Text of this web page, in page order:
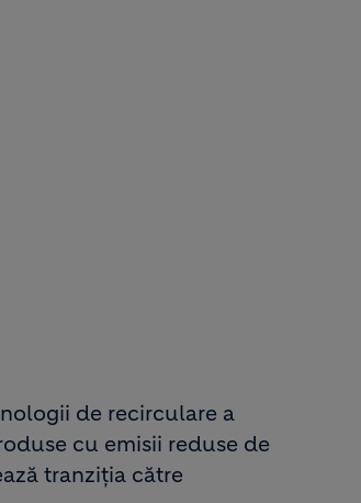
de recirculare a
cu emisii reduse de
tranziția către